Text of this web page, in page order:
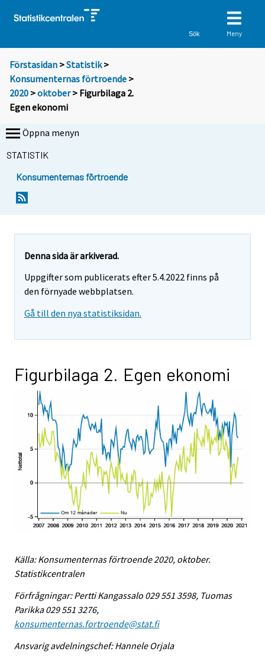
Sök Meny
Förstasidan >Statistik >
Konsumenternas förtroende >
2020 >oktober> Figurbilaga 2.
Egen ekonomi
Öppna menyn
STATISTIK
Konsumenternas förtroende
Denna sida är arkiverad.
Uppgifter som publicerats efter 5.4.2022 finns på
den förnyade webbplatsen.
Gå till den nya statistiksidan.
Figurbilaga 2. Egen ekonomi
Källa: Konsumenternas förtroende 2020, oktober.
Statistikcentralen
Förfrågningar: Pertti Kangassalo 029 551 3598, Tuomas
Parikka 029 551 3276,
konsumenternas.fortroende@stat.fi
Ansvarig avdelningschef: Hannele Orjala